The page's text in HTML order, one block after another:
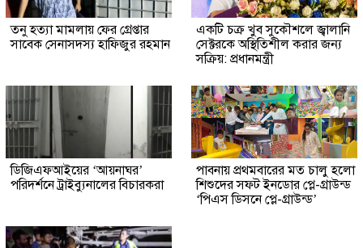
তনু হত্যা মামলায় ফের গ্রেপ্তার
সাবেক সেনাসদস্য হাফিজুর রহমান
একটি চক্র খুব সুকৌশলে জ্বালানি
সেক্টরকে অস্থিতিশীল করার জন্য
সক্রিয়: প্রধানমন্ত্রী
ডিজিএফআইয়ের ‘আয়নাঘর’
পরিদর্শনে ট্রাইব্যুনালের বিচারকরা
পাবনায় প্রথমবারের মত চালু হলো
শিশুদের সফট ইনডোর প্লে-গ্রাউন্ড
‘পিএস ডিসনে প্লে-গ্রাউন্ড’